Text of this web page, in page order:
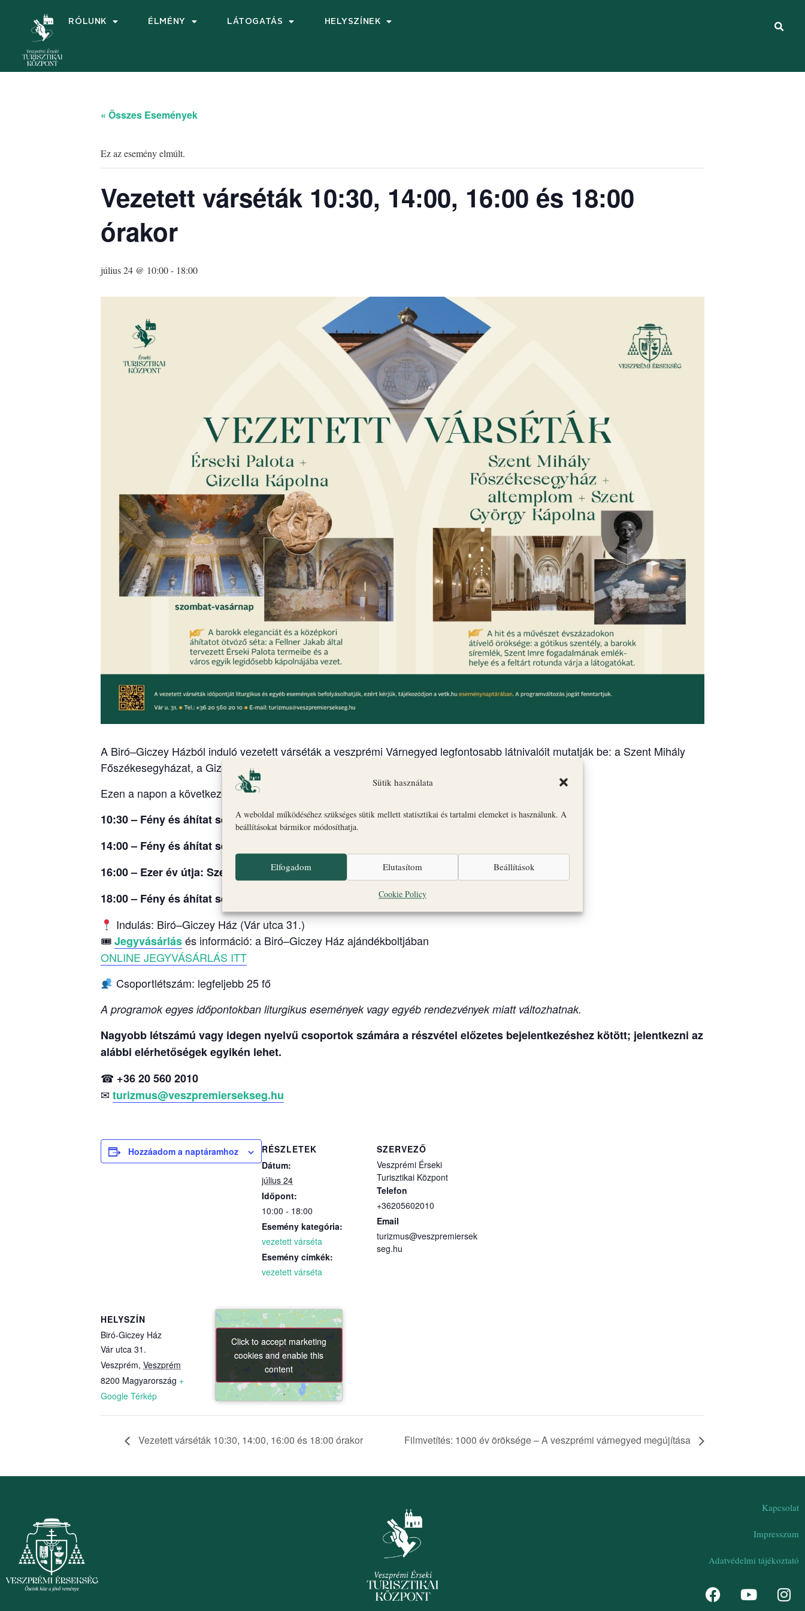
Sütik használata
A weboldal működéséhez szükséges sütik mellett statisztikai és tartalmi elemeket is használunk. A
beállításokat bármikor módosíthatja.
Elfogadom Elutasítom Beállítások
Cookie Policy
RÓLUNK ÉLMÉNY LÁTOGATÁS HELYSZÍNEK
« Összes Események
Ez az esemény elmúlt.
Vezetett várséták 10:30, 14:00, 16:00 és 18:00
órakor
július 24 @ 10:00- 18:00
A Biró–Giczey Házból induló vezetett várséták a veszprémi Várnegyed legfontosabb látnivalóit mutatják be: a Szent Mihály
Főszékesegyházat, a Gizella Kápolnát, a Szent György Kápolnát és az Érseki Palotát.
Ezen a napon a következő időpontban indul vezetett várséta:
10:30 – Fény és áhítat sétája: Érseki Palota és Gizella Kápolna
14:00 – Fény és áhítat sétája + FILMVETÍTÉS: Érseki Palota és Gizella Kápolna
16:00 – Ezer év útja: Szent Mihály Főszékesegyház, altemplom és Szent György Kápolna
18:00 – Fény és áhítat sétája: Érseki Palota és Gizella Kápolna + Érseki Palota kert
Indulás: Biró–Giczey Ház (Vár utca 31.)
🎟Jegyvásárlásés információ: a Biró–Giczey Ház ajándékboltjában
ONLINE JEGYVÁSÁRLÁS ITT
Csoportlétszám: legfeljebb 25 fő
A programok egyes időpontokban liturgikus események vagy egyéb rendezvények miatt változhatnak.
Nagyobb létszámú vagy idegen nyelvű csoportok számára a részvétel előzetes bejelentkezéshez kötött; jelentkezni az
alábbi elérhetőségek egyikén lehet.
☎ +36 20 560 2010
✉ turizmus@veszpremiersekseg.hu
Hozzáadom a naptáramhoz
RÉSZLETEK
Dátum:
július 24
Időpont:
10:00 - 18:00
Esemény kategória:
vezetett várséta
Esemény címkék:
vezetett várséta
SZERVEZŐ
Veszprémi Érseki
Turisztikai Központ
Telefon
+36205602010
Email
turizmus@veszpremiersek
seg.hu
HELYSZÍN
Biró-Giczey Ház
Vár utca 31.
Veszprém, Veszprém
8200 Magyarország +
Google Térkép
Click to accept marketing
cookies and enable this
content
Click to accept marketing
cookies and enable this
content
Vezetett várséták 10:30, 14:00, 16:00 és 18:00 órakor Filmvetítés: 1000 év öröksége – A veszprémi várnegyed megújítása
Kapcsolat
Impresszum
Adatvédelmi tájékoztató